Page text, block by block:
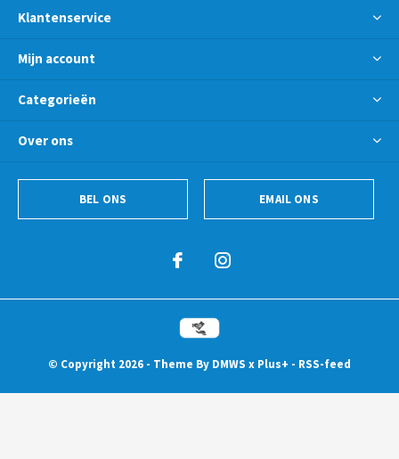
Klantenservice
Mijn account
Categorieën
Over ons
BEL ONS EMAIL ONS
© Copyright 2026 - Theme By DMWS x Plus+ - RSS-feed